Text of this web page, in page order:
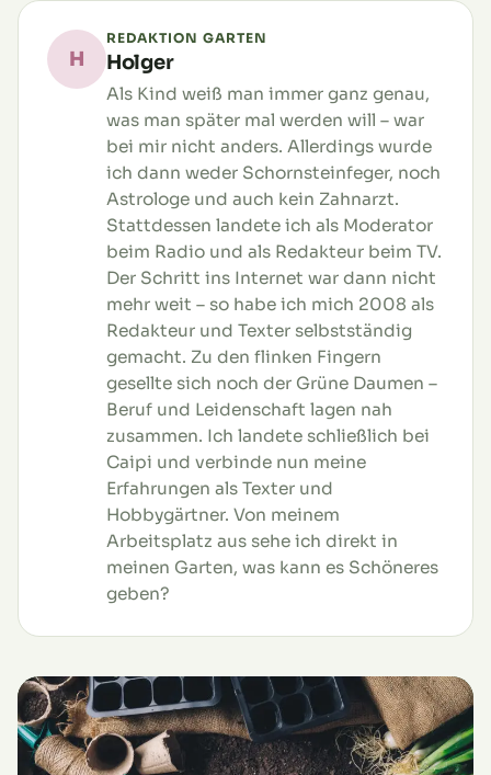
H
REDAKTION GARTEN
Holger
Als Kind weiß man immer ganz genau,
was man später mal werden will – war
bei mir nicht anders. Allerdings wurde
ich dann weder Schornsteinfeger, noch
Astrologe und auch kein Zahnarzt.
Stattdessen landete ich als Moderator
beim Radio und als Redakteur beim TV.
Der Schritt ins Internet war dann nicht
mehr weit – so habe ich mich 2008 als
Redakteur und Texter selbstständig
gemacht. Zu den flinken Fingern
gesellte sich noch der Grüne Daumen –
Beruf und Leidenschaft lagen nah
zusammen. Ich landete schließlich bei
Caipi und verbinde nun meine
Erfahrungen als Texter und
Hobbygärtner. Von meinem
Arbeitsplatz aus sehe ich direkt in
meinen Garten, was kann es Schöneres
geben?